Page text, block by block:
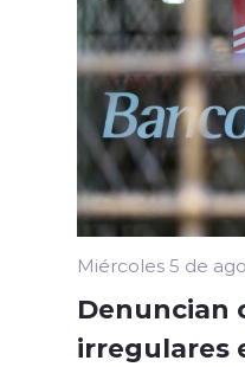
Miércoles 5 de
Denuncian
irregulares